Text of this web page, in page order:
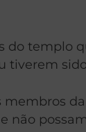
do templo
tiverem
não